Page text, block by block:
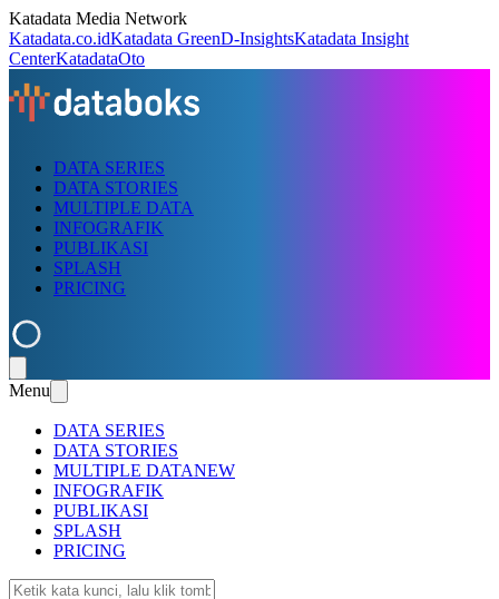
Katadata Media Network
Katadata.co.idKatadata GreenD-InsightsKatadata Insight
CenterKatadataOto
DATA SERIES
DATA STORIES
MULTIPLE DATA
INFOGRAFIK
PUBLIKASI
SPLASH
PRICING
Menu
DATA SERIES
DATA STORIES
MULTIPLE DATANEW
INFOGRAFIK
PUBLIKASI
SPLASH
PRICING